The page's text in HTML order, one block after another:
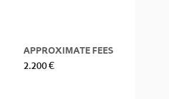
APPROXIMATE FEES
2.200 €